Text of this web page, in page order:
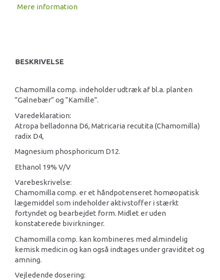
Mere information
BESKRIVELSE
Chamomilla comp. indeholder udtræk af bl.a. planten
”Galnebær” og ”Kamille”.
Varedeklaration:
Atropa belladonna D6, Matricaria recutita (Chamomilla)
radix D4,
Magnesium phosphoricum D12.
Ethanol 19% V/V
Varebeskrivelse:
Chamomilla comp. er et håndpotenseret homøopatisk
lægemiddel som indeholder aktivstoffer i stærkt
fortyndet og bearbejdet form. Midlet er uden
konstaterede bivirkninger.
Chamomilla comp. kan kombineres med almindelig
kemisk medicin og kan også indtages under graviditet og
amning.
Vejledende dosering: